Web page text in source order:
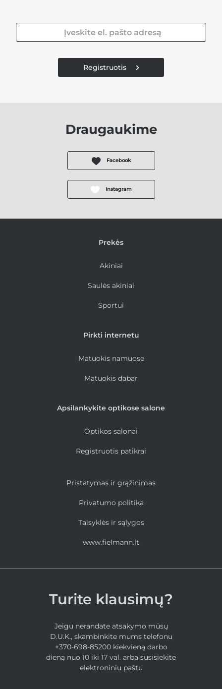
Registruotis
Draugaukime
Facebook
Instagram
Prekės
Akiniai
Saulės akiniai
Sportui
Pirkti internetu
Matuokis namuose
Matuokis dabar
Apsilankykite optikose salone
Optikos salonai
Registruotis patikrai
Pristatymas ir grąžinimas
Privatumo politika
Taisyklės ir sąlygos
www.fielmann.lt
Turite klausimų?
Jeigu nerandate atsakymo mūsų
D.U.K., skambinkite mums telefonu
+370-698-85200 kiekvieną darbo
dieną nuo 10 iki 17 val. arba susisiekite
elektroniniu paštu